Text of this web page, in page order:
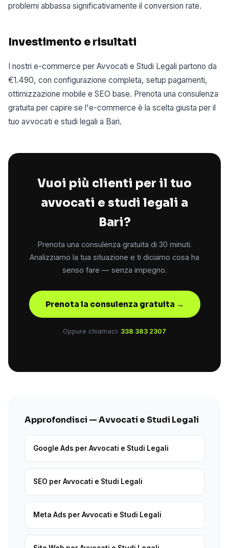
problemi abbassa significativamente il conversion rate.
Investimento e risultati
I nostri e-commerce per Avvocati e Studi Legali partono da
€1.490, con configurazione completa, setup pagamenti,
ottimizzazione mobile e SEO base. Prenota una consulenza
gratuita per capire se l'e-commerce è la scelta giusta per il
tuo avvocati e studi legali a Bari.
Vuoi più clienti per il tuo
avvocati e studi legali a
Bari?
Prenota una consulenza gratuita di 30 minuti.
Analizziamo la tua situazione e ti diciamo cosa ha
senso fare — senza impegno.
Prenota la consulenza gratuita →
Oppure chiamaci: 338 383 2307
Approfondisci — Avvocati e Studi Legali
Google Ads per Avvocati e Studi Legali
SEO per Avvocati e Studi Legali
Meta Ads per Avvocati e Studi Legali